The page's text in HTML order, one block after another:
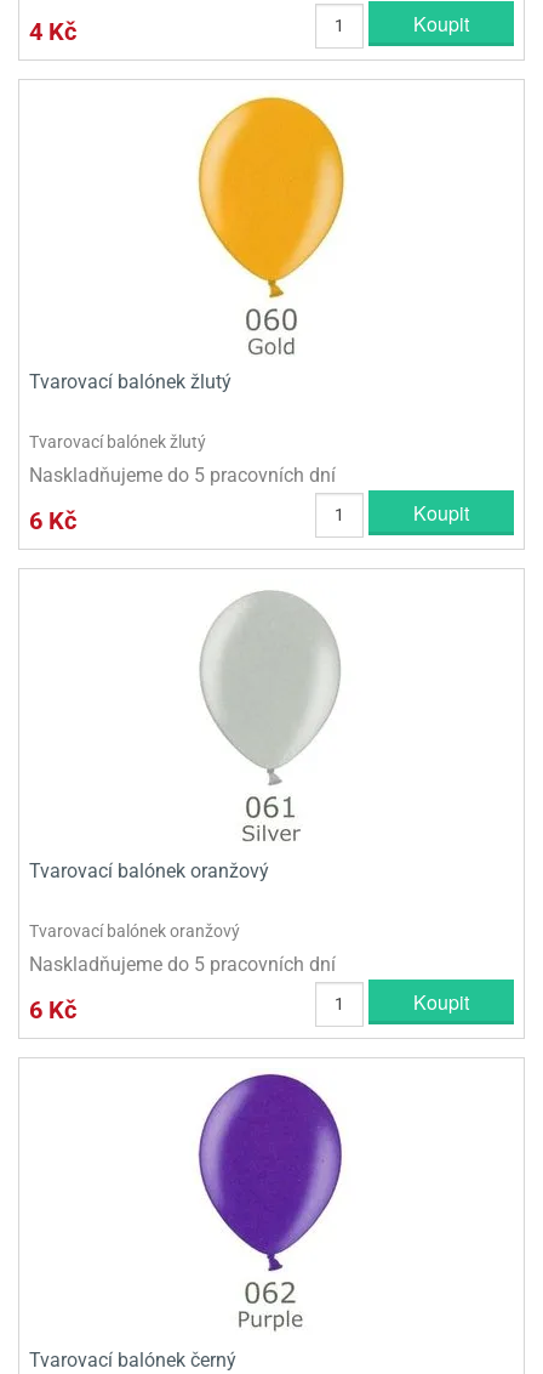
4 Kč Koupit
Tvarovací balónek žlutý
Tvarovací balónek žlutý
Naskladňujeme do 5 pracovních dní
6 Kč Koupit
Tvarovací balónek oranžový
Tvarovací balónek oranžový
Naskladňujeme do 5 pracovních dní
6 Kč Koupit
Tvarovací balónek černý